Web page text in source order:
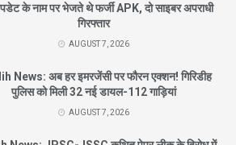
के नाम पर भेजते थे फर्जी APK, दो साइबर अपराधी
गिरफ्तार
AUGUST 7, 2026
News: अब हर इमरजेंसी पर फौरन एक्शन! गिरिडीह
पुलिस को मिली 32 नई डायल-112 गाड़ियां
AUGUST 7, 2026